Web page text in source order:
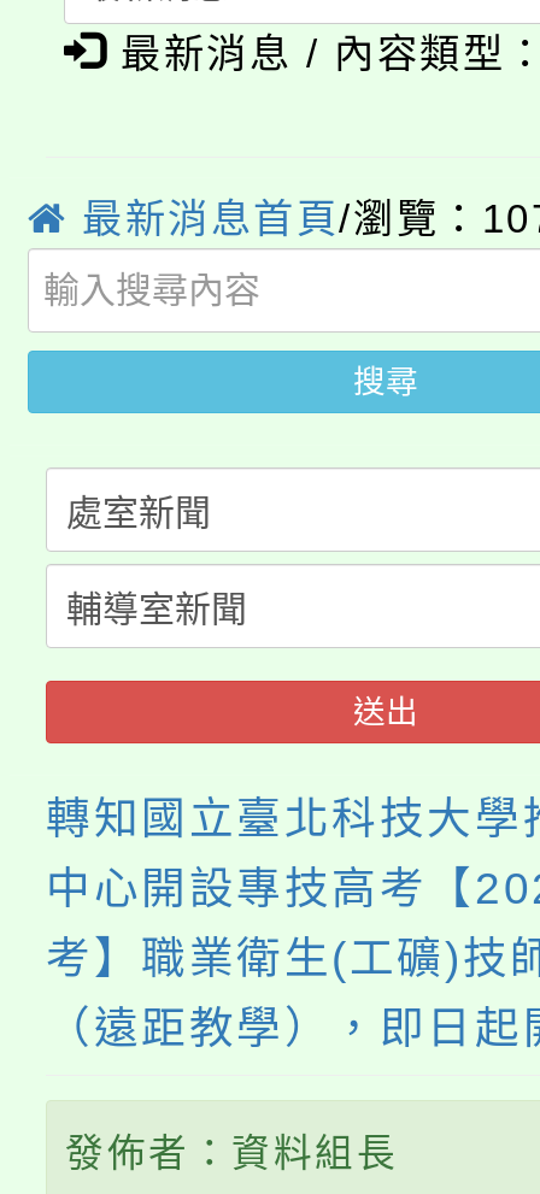
程
「本色祭」8/29、30在
局官網。
8月14至27日，桃園電
開!
115年桃園市運動會8/
田徑場及游泳池舉行。
桃園市低收入戶享有免
視費優惠，中低收入戶
半價優惠，詳情可洽有
者。
大園自造教育及科技
份教師增能研習
份教師研習
淨零綠生活教案入校路
會
115年食農教育專業人
程
最新消息 / 內容類型
最新消息首頁/瀏覽：
搜尋
送出
轉知國立臺北科技大學
中心開設專技高考【
考】職業衛生(工礦)技
（遠距教學），即日
發佈者：資料組長